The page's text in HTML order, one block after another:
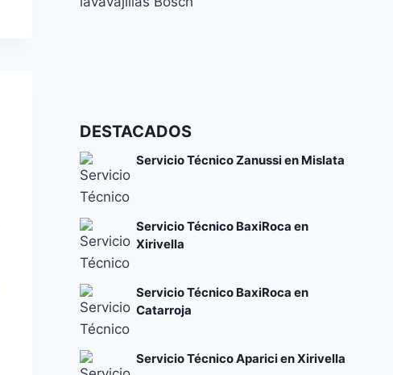
Códigos de error y su significado
Bosch
Códigos de error y su significado
DESTACADOS
Servicio Técnico Zanussi en Mislata
Servicio Técnico BaxiRoca en
Xirivella
Servicio Técnico BaxiRoca en
Catarroja
Servicio Técnico Aparici en Xirivella